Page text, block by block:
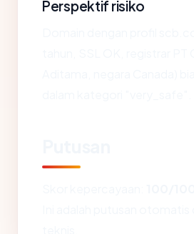
Perspektif risiko